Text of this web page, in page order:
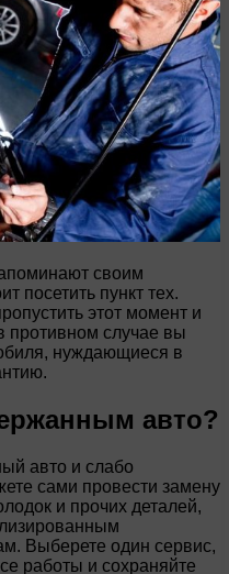
своим
посетить пункт тех.
этот момент и
противном случае вы
нуждающиеся в
авто?
авто и слабо
сами провести замену
и прочих деталей,
Выберете один сервис,
работы и сохраняйте